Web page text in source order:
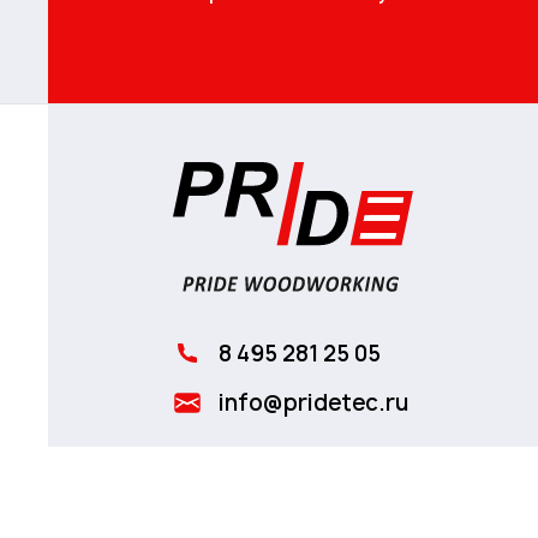
8 495 281 25 05
info@pridetec.ru